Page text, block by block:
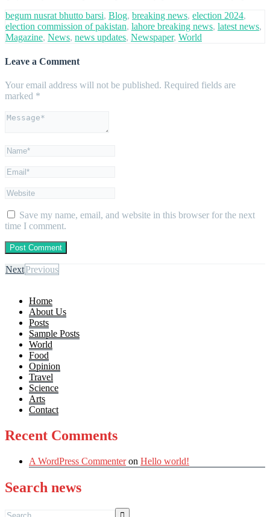
begum nusrat bhutto barsi, Blog, breaking news, election 2024,
election commission of pakistan, lahore breaking news, latest news,
Magazine, News, news updates, Newspaper, World
Leave a Comment
Your email address will not be published. Required fields are
marked *
Save my name, email, and website in this browser for the next
time I comment.
NextPrevious
Home
About Us
Posts
Sample Posts
World
Food
Opinion
Travel
Science
Arts
Contact
Recent Comments
A WordPress Commenteron Hello world!
Search news